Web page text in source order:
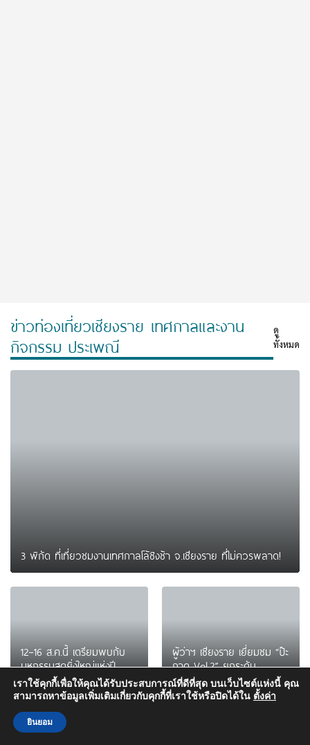
ข่าวท่องเที่ยวเชียงราย เทศกาลและงาน
กิจกรรม ประเพณี
ดู
ทั้งหมด
3 พิกัด ที่เที่ยวชมงานเทศกาลโล้ชิงช้า จ.เชียงราย ที่ไม่ควรพลาด!
12–16 ส.ค.นี้ เตรียมพบกับ
มหกรรมสุดยิ่งใหญ่แห่งปี
“อุตสาหกรรมแฟร์ ล้านนา
ตะวันออก 2026”
ผู้ว่าฯ เชียงราย เยี่ยมชม “ป๊ะ
กาด Vol.2” ยกระดับ
ตลาดสด 100 ปี สู่
พิพิธภัณฑ์ศิลปะมีชีวิต หนุน
เราใช้คุกกี้เพื่อให้คุณได้รับประสบการณ์ที่ดีที่สุด บนเว็บไซต์แห่งนี้ คุณ
สามารถหาข้อมูลเพิ่มเติมเกี่ยวกับคุกกี้ที่เราใช้หรือปิดได้ใน ตั้งค่า
ยินยอม